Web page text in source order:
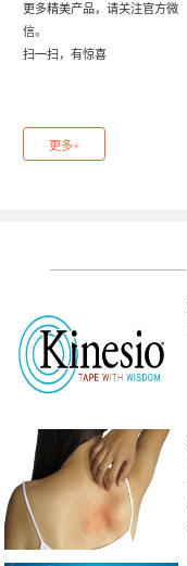
更多精美产品，请关注官方微
信。
扫一扫，有惊喜
更多+